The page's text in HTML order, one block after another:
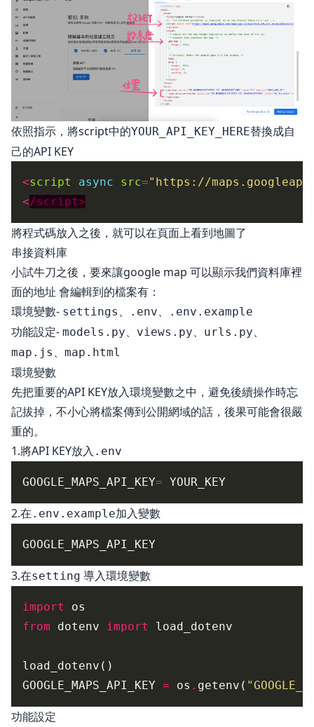
依照指示，將script中的YOUR_API_KEY_HERE替換成自
己的API KEY
<script async src="https://
</script>
將程式碼放入之後，就可以在頁面上看到地圖了
串接資料庫
小試牛刀之後，要來讓google map 可以顯示我們資料庫裡
面的地址 會編輯到的檔案有：
環境變數- settings 、 .env、 .env.example
功能設定- models.py、 views.py、 urls.py、
map.js 、 map.html
環境變數
先把重要的API KEY放入環境變數之中，避免後續操作時忘
記拔掉，不小心將檔案傳到公開網域的話，後果可能會很嚴
重的。
1.將API KEY放入 .env
GOOGLE_MAPS_API_KEY=
2.在 .env.example加入變數
3.在setting 導入環境變數
import
from dotenv import
GOOGLE_MAPS_API_KEY = os . getenv(
功能設定